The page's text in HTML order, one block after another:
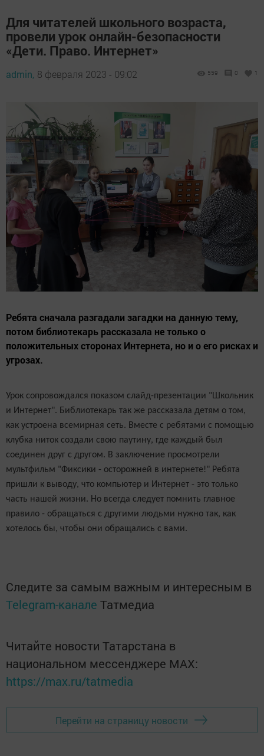
Для читателей школьного возраста,
провели урок онлайн-безопасности
«Дети. Право. Интернет»
admin, 8 февраля 2023 - 09:02 559 0 1
Ребята сначала разгадали загадки на данную тему,
потом библиотекарь рассказала не только о
положительных сторонах Интернета, но и о его рисках и
угрозах.
Урок сопровождался показом слайд-презентации "Школьник
и Интернет". Библиотекарь так же рассказала детям о том,
как устроена всемирная сеть. Вместе с ребятами с помощью
клубка ниток создали свою паутину, где каждый был
соединен друг с другом. В заключение просмотрели
мультфильм "Фиксики - осторожней в интернете!" Ребята
пришли к выводу, что компьютер и Интернет - это только
часть нашей жизни. Но всегда следует помнить главное
правило - обращаться с другими людьми нужно так, как
хотелось бы, чтобы они обращались с вами.
Следите за самым важным и интересным в
Telegram-канале Татмедиа
Читайте новости Татарстана в
национальном мессенджере MАХ:
https://max.ru/tatmedia
Перейти на страницу новости